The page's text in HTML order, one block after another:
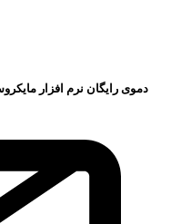
دموی رایگان نرم افزار